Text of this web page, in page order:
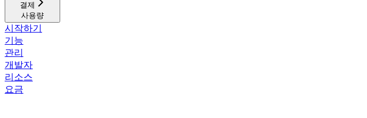
결제
사용량
시작하기
기능
관리
개발자
리소스
요금